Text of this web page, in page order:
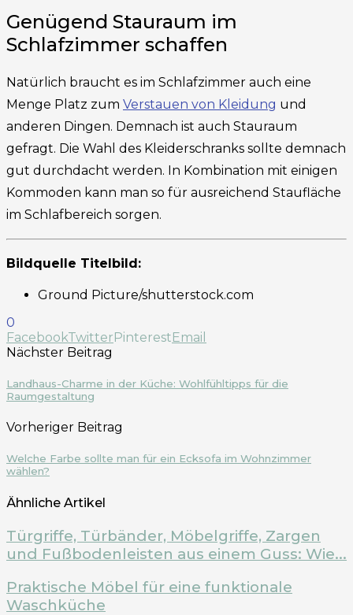
Genügend Stauraum im
Schlafzimmer schaffen
Natürlich braucht es im Schlafzimmer auch eine
Menge Platz zum Verstauen von Kleidung und
anderen Dingen. Demnach ist auch Stauraum
gefragt. Die Wahl des Kleiderschranks sollte demnach
gut durchdacht werden. In Kombination mit einigen
Kommoden kann man so für ausreichend Staufläche
im Schlafbereich sorgen.
Bildquelle Titelbild:
Ground Picture/shutterstock.com
0
FacebookTwitterPinterestEmail
Nächster Beitrag
Landhaus-Charme in der Küche: Wohlfühltipps für die
Raumgestaltung
Vorheriger Beitrag
Welche Farbe sollte man für ein Ecksofa im Wohnzimmer
wählen?
Ähnliche Artikel
Türgriffe, Türbänder, Möbelgriffe, Zargen
und Fußbodenleisten aus einem Guss: Wie...
Praktische Möbel für eine funktionale
Waschküche